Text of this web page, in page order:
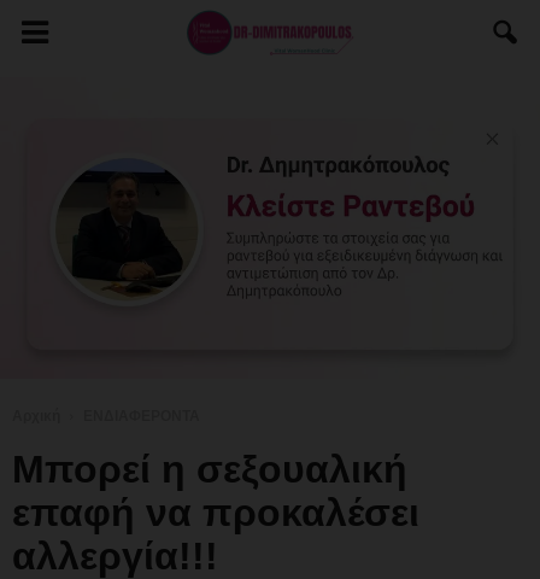
Μπορεί η σεξουαλική
επαφή να προκαλέσει
αλλεργία!!!